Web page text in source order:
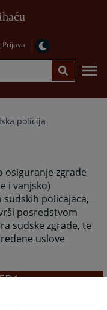
Prijava
policija
osiguranje zgrade
i vanjsko)
policajaca,
posredstvom
sudske zgrade, te
uslove